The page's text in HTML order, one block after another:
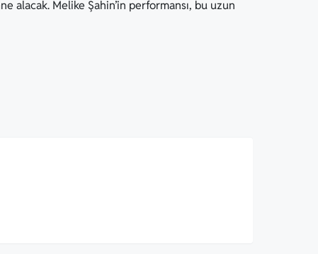
alacak. Melike Şahin’in performansı, bu uzun